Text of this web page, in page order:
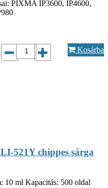
PIXMA IP3600, IP4600,
Kosárba
521Y chippes sárga
10 ml Kapacitás: 500 oldal